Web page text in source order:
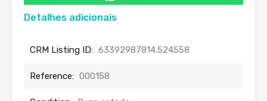
Detalhes adicionais
CRM Listing ID: 63392987814.524558
Reference: 000158